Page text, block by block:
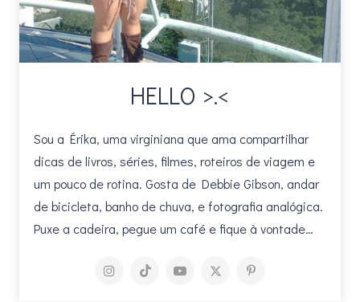
HELLO >.<
Sou a Érika, uma virginiana que ama compartilhar
dicas de livros, séries, filmes, roteiros de viagem e
um pouco de rotina. Gosta de Debbie Gibson, andar
de bicicleta, banho de chuva, e fotografia analógica.
Puxe a cadeira, pegue um café e fique à vontade…